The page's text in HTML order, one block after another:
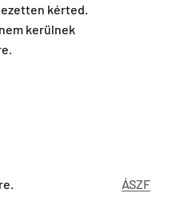
kérted.
kerülnek
ÁSZF